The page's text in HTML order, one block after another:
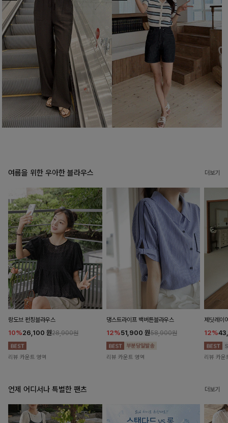
여름을 위한 우아한 블라우스 더보기
랑도브 펀칭블라우스
10%26,100 원28,900원
리뷰 카운트 영역
댕스트라이프 백버튼블라우스
12%51,900 원58,900원
리뷰 카운트 영역
제딧레이
12%
리뷰 카운
언제 어디서나 특별한 팬츠 더보기